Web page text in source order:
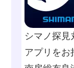
シマノ探見
アプリをお